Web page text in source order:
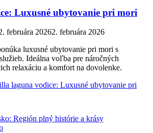
Luxusné ubytovanie pri mori
februára 20262. februára 2026
luxusné ubytovanie pri mori s
Ideálna voľba pre náročných
relaxáciu a komfort na dovolenke.
laguna vodice: Luxusné ubytovanie pri